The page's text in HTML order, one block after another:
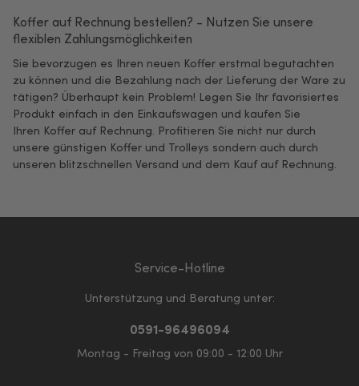
Koffer auf Rechnung bestellen? - Nutzen Sie unsere
flexiblen Zahlungsmöglichkeiten
Sie bevorzugen es Ihren neuen Koffer erstmal begutachten
zu können und die Bezahlung nach der Lieferung der Ware zu
tätigen? Überhaupt kein Problem! Legen Sie Ihr favorisiertes
Produkt einfach in den Einkaufswagen und kaufen Sie
Ihren Koffer auf Rechnung. Profitieren Sie nicht nur durch
unsere günstigen Koffer und Trolleys sondern auch durch
unseren blitzschnellen Versand und dem Kauf auf Rechnung.
Service-Hotline
Unterstützung und Beratung unter:
0591-96496094
Montag - Freitag von 09:00 - 12:00 Uhr